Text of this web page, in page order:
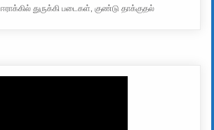
ஈராக்கில் துருக்கி படைகள் குண்டு தாக்குதல்